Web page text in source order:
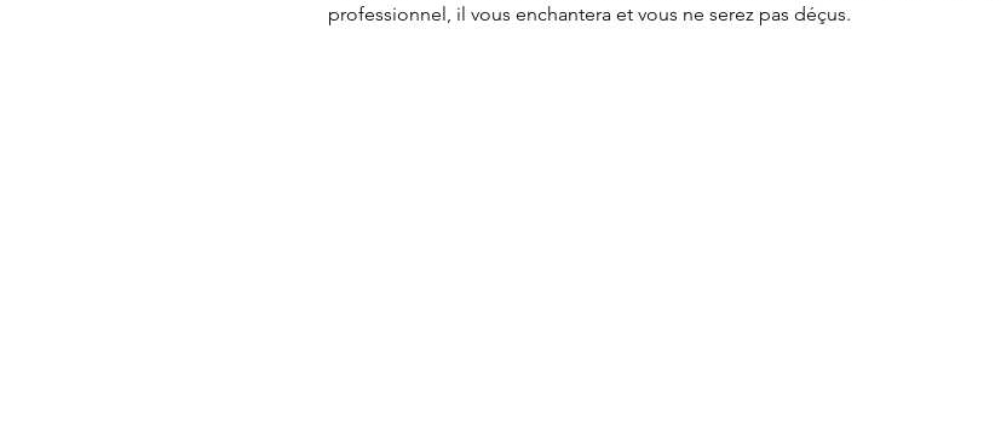
professionnel, il vous enchantera et vous ne serez pas déçus.